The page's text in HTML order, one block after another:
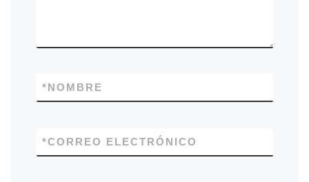
NOMBRE
*
CORREO ELECTRÓNICO
*